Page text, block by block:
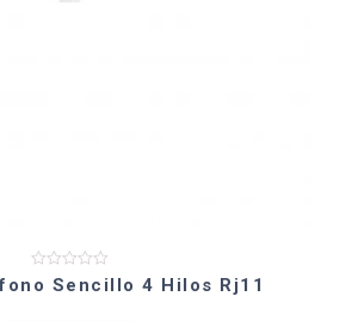
Valorado
en
Sencillo 4 Hilos Rj11